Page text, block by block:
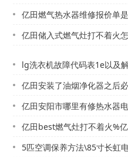
亿田燃气热水器维修报价单是多少-亿田燃气热水器维
亿田储入式燃气灶打不着火怎么办|亿田储水
lg洗衣机故障代码表1e以及
亿田安装了油烟净化器之后必须要做哪些工作？+亿田
亿田安阳市哪里有修热水器电话,林州热水器维修_安义热水
亿田best燃气灶打不着火%亿田beves
5匹空调保养方法\85寸长虹电